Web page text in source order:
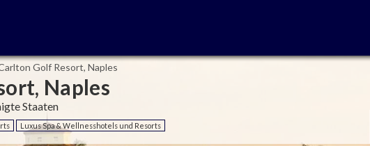
Golf Resort, Naples
Naples
Staaten
Luxus Spa & Wellnesshotels und Resorts